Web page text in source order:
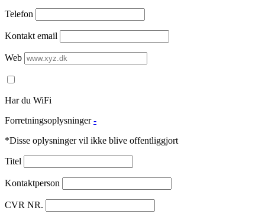
Telefon
Kontakt email
Web
Har du WiFi
Forretningsoplysninger -
*Disse oplysninger vil ikke blive offentliggjort
Titel
Kontaktperson
CVR NR.